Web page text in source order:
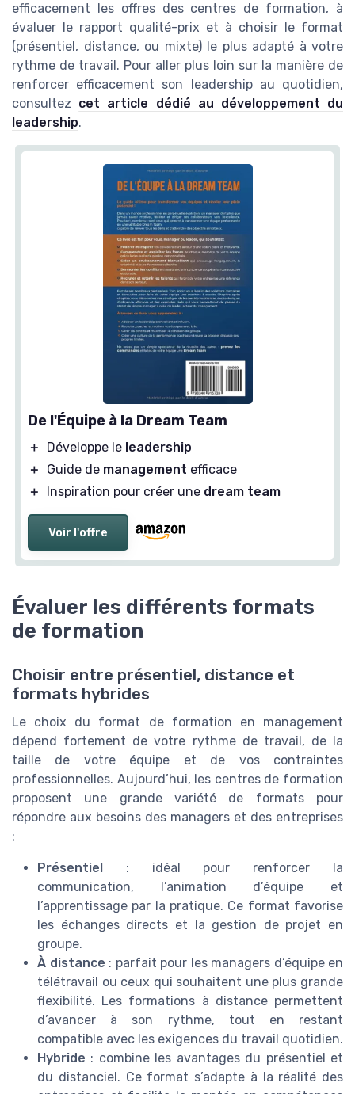
efficacement les offres des centres de formation, à
évaluer le rapport qualité-prix et à choisir le format
(présentiel, distance, ou mixte) le plus adapté à votre
rythme de travail. Pour aller plus loin sur la manière de
renforcer efficacement son leadership au quotidien,
consultez cet article dédié au développement du
leadership.
De l'Équipe à la Dream Team
＋ Développe le leadership
＋
Guide de management efficace
＋
Inspiration pour créer une dream team
Voir l'offre
Évaluer les différents formats
de formation
Choisir entre présentiel, distance et
formats hybrides
Le choix du format de formation en management
dépend fortement de votre rythme de travail, de la
taille de votre équipe et de vos contraintes
professionnelles. Aujourd’hui, les centres de formation
proposent une grande variété de formats pour
répondre aux besoins des managers et des entreprises
:
Présentiel : idéal pour renforcer la
communication, l’animation d’équipe et
l’apprentissage par la pratique. Ce format favorise
les échanges directs et la gestion de projet en
groupe.
À distance : parfait pour les managers d’équipe en
télétravail ou ceux qui souhaitent une plus grande
flexibilité. Les formations à distance permettent
d’avancer à son rythme, tout en restant
compatible avec les exigences du travail quotidien.
Hybride : combine les avantages du présentiel et
du distanciel. Ce format s’adapte à la réalité des